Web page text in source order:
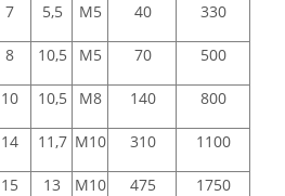
7 5,5 M5 40 330
8 10,5 M5 70 500
10 10,5 M8 140 800
14 11,7 M10 310 1100
15 13 M10 475 1750